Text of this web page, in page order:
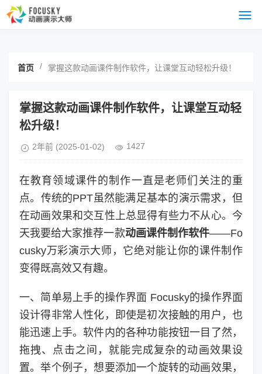
首页 / 掌握这款动画课件制作软件，让课堂互动轻松升级！
掌握这款动画课件制作软件，让课堂互动轻
松升级！
2年前 (2025-01-02) 1427
在教育领域课件的制作一直是老师们关注的重
点。传统的PPT虽然能满足基本的演示需求，但
在动画效果和交互性上总显得有些力不从心。今
天我要给大家推荐一款动画课件制作软件——Fo
cusky万彩演示大师，它绝对能让你的课件制作
变得既高效又有趣。
一、简单易上手的操作界面 Focusky的操作界面
设计得非常人性化，即使是初次接触的用户，也
能迅速上手。软件内的各种功能按钮一目了然，
拖拽、点击之间，就能完成复杂的动画效果设
置。举个例子，想要添加一个旋转的动画效果，